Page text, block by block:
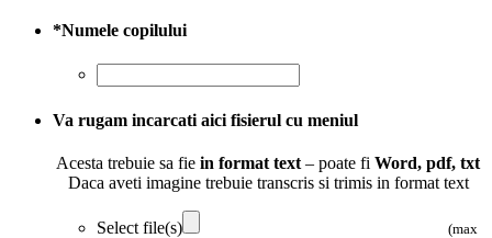
*Numele copilului
Va rugam incarcati aici fisierul cu meniul
Acesta trebuie sa fie in format text – poate fi Word, pdf, txt
Daca aveti imagine trebuie transcris si trimis in format text
Select file(s)
(max